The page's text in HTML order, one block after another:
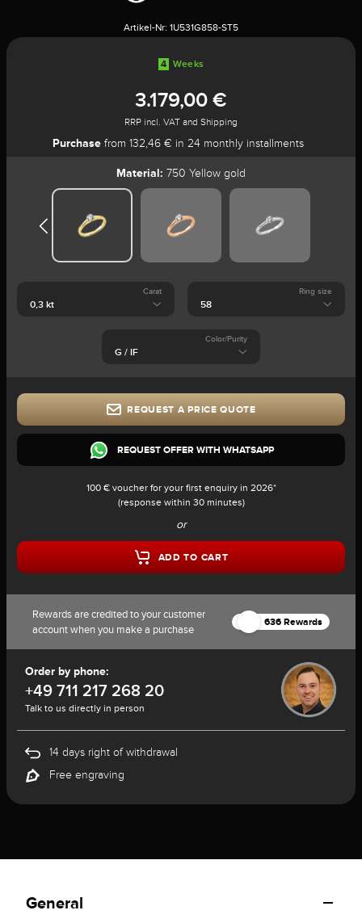
Artikel-Nr: 1U531G858-ST5
4 Weeks
3.179,00 €
RRP incl. VAT and Shipping
Purchasefrom 132,46 € in 24 monthly installments
Material: 750 Yellow gold
Carat Ring size
Color/Purity
REQUEST A PRICE QUOTE
REQUEST OFFER WITH WHATSAPP
100 € voucher for your first enquiry in 2026*
(response within 30 minutes)
or
ADD TO CART
Rewards are credited to your customer
account when you make a purchase
636 Rewards
Order by phone:
+49 711 217 268 20
Talk to us directly in person
14 days right of withdrawal
Free engraving
General